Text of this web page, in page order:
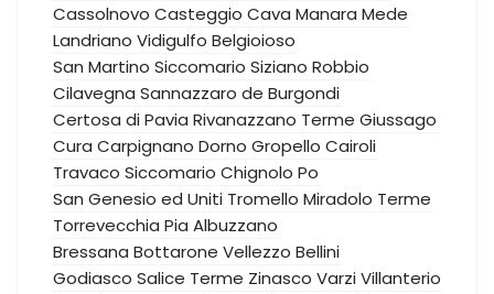
Cassolnovo Casteggio Cava Manara Mede
Landriano Vidigulfo Belgioioso
San Martino Siccomario Siziano Robbio
Cilavegna Sannazzaro de Burgondi
Certosa di Pavia Rivanazzano Terme Giussago
Cura Carpignano Dorno Gropello Cairoli
Travaco Siccomario Chignolo Po
San Genesio ed Uniti Tromello Miradolo Terme
Torrevecchia Pia Albuzzano
Bressana Bottarone Vellezzo Bellini
Godiasco Salice Terme Zinasco VarziVillanterio